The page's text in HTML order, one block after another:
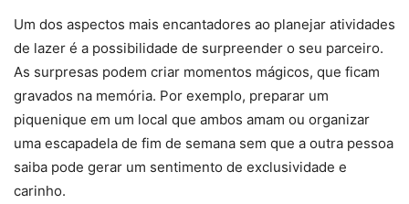
Um dos aspectos mais encantadores ao planejar atividades
de lazer é a possibilidade de surpreender o seu parceiro.
As surpresas podem criar momentos mágicos, que ficam
gravados na memória. Por exemplo, preparar um
piquenique em um local que ambos amam ou organizar
uma escapadela de fim de semana sem que a outra pessoa
saiba pode gerar um sentimento de exclusividade e
carinho.